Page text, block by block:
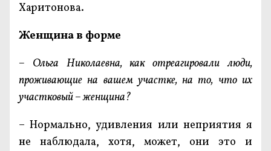
Харитонова.
Женщина в форме
– Ольга Николаевна, как отреагировали люди,
проживающие на вашем участке, на то, что их
участковый – женщина?
– Нормально, удивления или неприятия я
не наблюдала, хотя, может, они это и